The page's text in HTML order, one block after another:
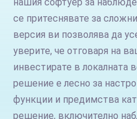
се притеснявате за
версия ви позволява да
уверите, че отговаря на
инвестирате в локалната
решение е лесно за
функции и предимства
решение, включително